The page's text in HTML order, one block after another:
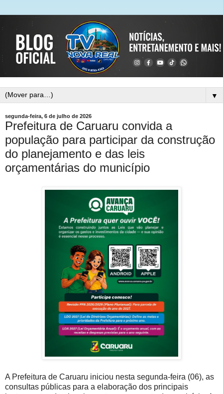
▼
segunda-feira, 6 de julho de 2026
Prefeitura de Caruaru convida a
população para participar da construção
do planejamento e das leis
orçamentárias do município
A Prefeitura de Caruaru iniciou nesta segunda-feira (06), as
consultas públicas para a elaboração dos principais